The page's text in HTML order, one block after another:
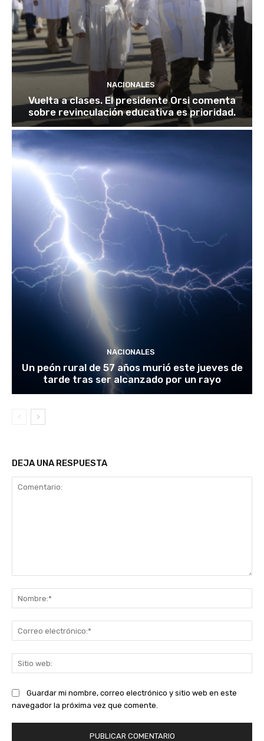
NACIONALES
Vuelta a clases. El presidente Orsi comenta
sobre revinculación educativa es prioridad.
NACIONALES
Un peón rural de 57 años murió este jueves de
tarde tras ser alcanzado por un rayo
DEJA UNA RESPUESTA
Guardar mi nombre, correo electrónico y sitio web en este
navegador la próxima vez que comente.